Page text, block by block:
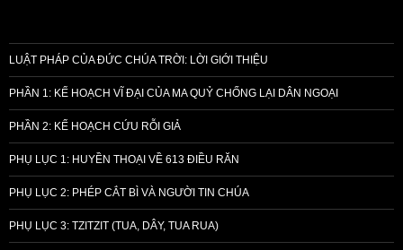
LUẬT PHÁP CỦA ĐỨC CHÚA TRỜI: LỜI GIỚI THIỆU
PHẦN 1: KẾ HOẠCH VĨ ĐẠI CỦA MA QUỶ CHỐNG LẠI DÂN NGOẠI
PHẦN 2: KẾ HOẠCH CỨU RỖI GIẢ
PHỤ LỤC 1: HUYỀN THOẠI VỀ 613 ĐIỀU RĂN
PHỤ LỤC 2: PHÉP CẮT BÌ VÀ NGƯỜI TIN CHÚA
PHỤ LỤC 3: TZITZIT (TUA, DÂY, TUA RUA)